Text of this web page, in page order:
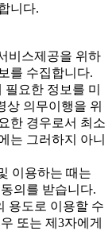
니다.
비스제공을 위하
를 수집합니다.
요한 정보를 미
상 의무이행을 위
한 경우로서 최소
는 그러하지 아니
이용하는 때는
의를 받습니다.
용도로 이용할 수
또는 제3자에게